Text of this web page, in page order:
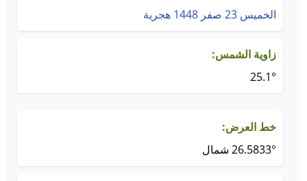
الخميس 23 صفر 1448 هجرية
زاوية الشمس:
25.1°
خط العرض:
26.5833° شمال